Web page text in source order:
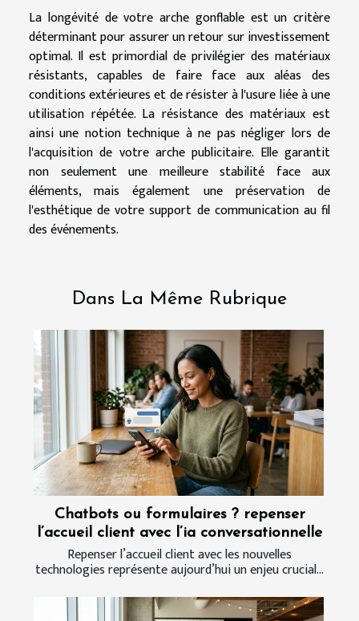
La longévité de votre arche gonflable est un critère
déterminant pour assurer un retour sur investissement
optimal. Il est primordial de privilégier des matériaux
résistants, capables de faire face aux aléas des
conditions extérieures et de résister à l'usure liée à une
utilisation répétée. La résistance des matériaux est
ainsi une notion technique à ne pas négliger lors de
l'acquisition de votre arche publicitaire. Elle garantit
non seulement une meilleure stabilité face aux
éléments, mais également une préservation de
l'esthétique de votre support de communication au fil
des événements.
Dans La Même Rubrique
Chatbots ou formulaires ? repenser
l’accueil client avec l’ia conversationnelle
Repenser l’accueil client avec les nouvelles
technologies représente aujourd’hui un enjeu crucial...